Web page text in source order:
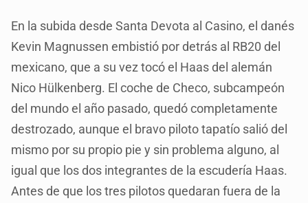
En la subida desde Santa Devota al Casino, el danés
Kevin Magnussen embistió por detrás al RB20 del
mexicano, que a su vez tocó el Haas del alemán
Nico Hülkenberg. El coche de Checo, subcampeón
del mundo el año pasado, quedó completamente
destrozado, aunque el bravo piloto tapatío salió del
mismo por su propio pie y sin problema alguno, al
igual que los dos integrantes de la escudería Haas.
Antes de que los tres pilotos quedaran fuera de la